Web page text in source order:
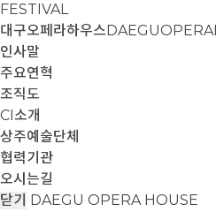
FESTIVAL
대구오페라하우스
인사말
주요연혁
조직도
CI소개
상주예술단체
협력기관
오시는길
닫기 DAEGU OPERA HOUSE